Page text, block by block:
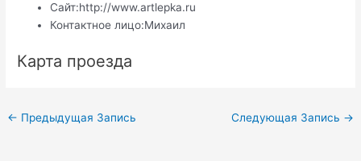
Сайт:http://www.artlepka.ru
Контактное лицо:Михаил
Карта проезда
Навигация
← Предыдущая Запись Следующая Запись →